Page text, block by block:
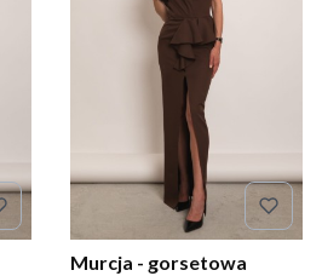
Murcja - gorsetowa